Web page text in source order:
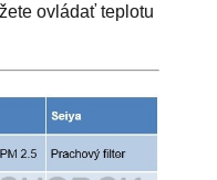
ovládať teplotu